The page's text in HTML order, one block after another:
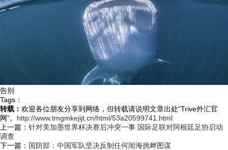
告别
Tags：
转载： 欢迎各位朋友分享到网络，但转载请说明文章出处“Trive外汇官
网”。 http://www.tmgmkejijt.cn/html/53a20599741.html
上一篇： 针对美加墨世界杯决赛后冲突一事 国际足联对阿根廷足协启动
调查
下一篇： 国防部：中国军队坚决反制任何闹海挑衅图谋